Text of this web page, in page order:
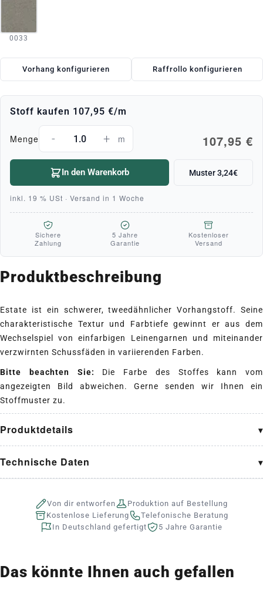
0033
Vorhang konfigurieren Raffrollo konfigurieren
Stoff kaufen 107,95 €/m
Menge - + m 107,95 €
In den Warenkorb Muster 3,24€
inkl. 19 % USt · Versand in 1 Woche
Sichere
Zahlung
5 Jahre
Garantie
Kostenloser
Versand
Produktbeschreibung
Estate ist ein schwerer, tweedähnlicher Vorhangstoff. Seine
charakteristische Textur und Farbtiefe gewinnt er aus dem
Wechselspiel von einfarbigen Leinengarnen und miteinander
verzwirnten Schussfäden in variierenden Farben.
Bitte beachten Sie: Die Farbe des Stoffes kann vom
angezeigten Bild abweichen. Gerne senden wir Ihnen ein
Stoffmuster zu.
Produktdetails
Technische Daten
Von dir entworfen
Produktion auf Bestellung
Kostenlose Lieferung
Telefonische Beratung
In Deutschland gefertigt
5 Jahre Garantie
Das könnte Ihnen auch gefallen